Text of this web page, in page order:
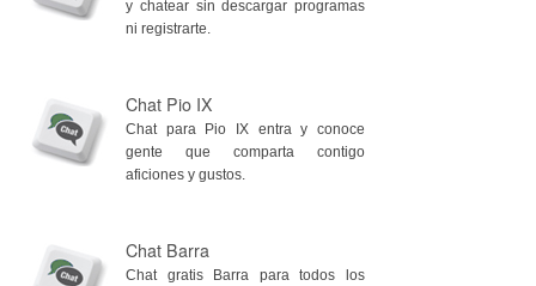
y chatear sin descargar programas
ni registrarte.
Chat Pio IX
Chat para Pio IX entra y conoce
gente que comparta contigo
aficiones y gustos.
Chat Barra
Chat gratis Barra para todos los